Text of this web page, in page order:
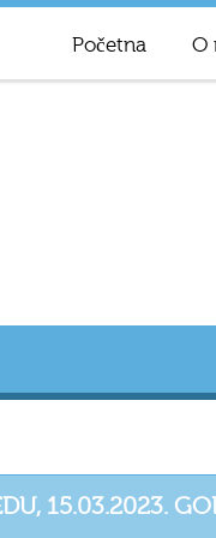
Početna O
15.03.2023.